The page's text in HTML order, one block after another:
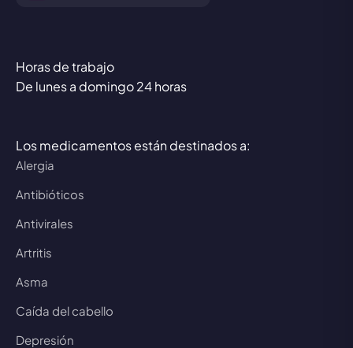
Horas de trabajo
De lunes a domingo 24 horas
Los medicamentos están destinados a:
Alergia
Antibióticos
Antivirales
Artritis
Asma
Caída del cabello
Depresión